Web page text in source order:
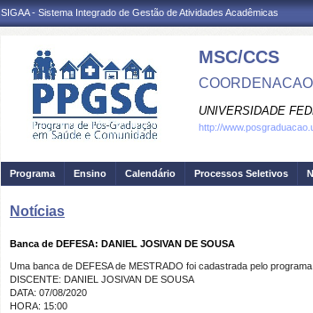
SIGAA - Sistema Integrado de Gestão de Atividades Acadêmicas
MSC/CCS
UNIVERSIDADE
http://
Programa Ensino Calendário Processos Seletivos
Notícias
Banca de DEFESA: DANIEL JOSIVAN DE SOUSA
Uma banca de DEFESA de MESTRADO foi cadastrada pelo programa.
DISCENTE: DANIEL JOSIVAN DE SOUSA
DATA: 07/08/2020
HORA: 15:00